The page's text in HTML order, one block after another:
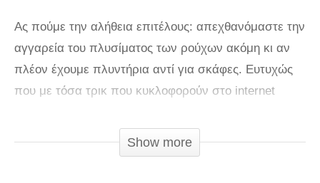
Ας πούμε την αλήθεια επιτέλους: απεχθανόμαστε την
αγγαρεία του πλυσίματος των ρούχων ακόμη κι αν
πλέον έχουμε πλυντήρια αντί για σκάφες. Ευτυχώς
που με τόσα τρικ που κυκλοφορούν στο internet
μπορείτε να απομακρύνετε τις δυσάρεστες οσμές
από την τσάντα του γυμναστηρίου σας ή τα αθλητικά
Show more